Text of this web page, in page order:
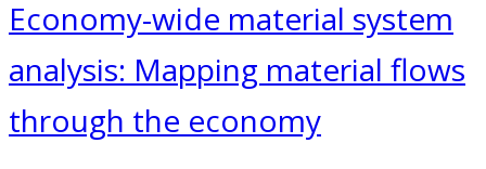
Economy-wide material system
analysis: Mapping material flows
through the economy